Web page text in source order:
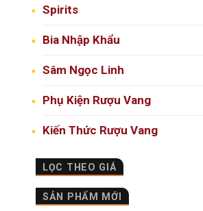
Spirits
Bia Nhập Khẩu
Sâm Ngọc Linh
Phụ Kiện Rượu Vang
Kiến Thức Rượu Vang
LỌC THEO GIÁ
SẢN PHẨM MỚI